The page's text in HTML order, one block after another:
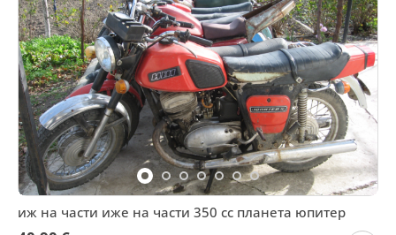
иж на части иже на части 350 сс планета юпитер